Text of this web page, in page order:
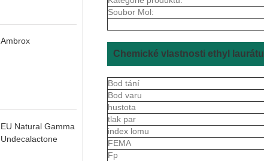
Ambrox
EU Natural Gamma
Undecalactone
Soubor Mol:
Chemické vlastnosti ethyl laurátu
Bod tání
Bod varu
hustota
tlak par
index lomu
FEMA
Fp